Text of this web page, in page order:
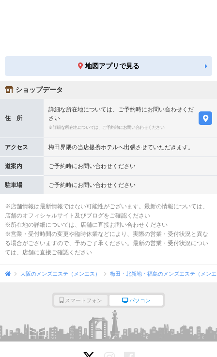
地図アプリで見る
ショップデータ
住 所
詳細な所在地については、ご予約時にお問い合わせくだ
さい
※詳細な所在地については、ご予約時にお問い合わせください
アクセス 梅田界隈の当店提携ホテルへ出張させていただきます。
道案内 ご予約時にお問い合わせください
駐車場 ご予約時にお問い合わせください
※店舗情報は最新情報ではない可能性がございます。最新の情報については、
店舗のオフィシャルサイト及びブログをご確認ください
※所在地の詳細については、店舗に直接お問い合わせください
※営業・受付時間の変更や臨時休業などにより、実際の営業・受付状況と異な
る場合がございますので、予めご了承ください。最新の営業・受付状況につい
ては、店舗に直接ご確認ください
大阪のメンズエステ（メンエス） 梅田・北新地・福島のメンズエステ（メン
スマートフォン パソコン